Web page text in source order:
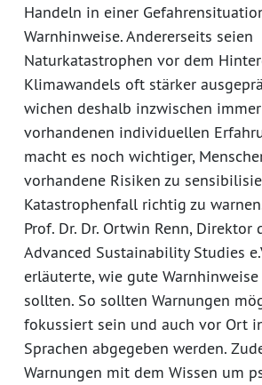
Handeln in einer
Warnhinweise. Andererseits seien
Naturkatastrophen vor dem
Klimawandels oft stärker
wichen deshalb inzwischen
vorhandenen individuellen
macht es noch wichtiger,
vorhandene Risiken zu
Katastrophenfall richtig zu
Prof. Dr. Dr. Ortwin Renn,
Advanced Sustainability Studies
erläuterte, wie gute
sollten. So sollten Warnungen
fokussiert sein und auch vor Ort
Sprachen abgegeben werden.
Warnungen mit dem Wissen um